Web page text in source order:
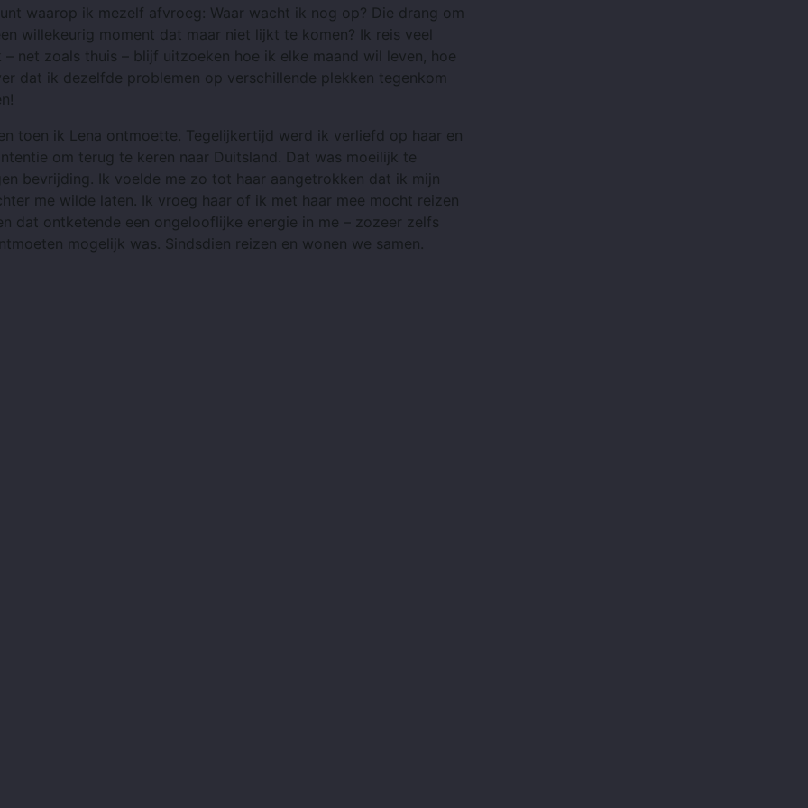
waarop ik mezelf afvroeg: Waar wacht ik nog op? Die drang om
willekeurig moment dat maar niet lijkt te komen? Ik reis veel
net zoals thuis – blijf uitzoeken hoe ik elke maand wil leven, hoe
dat ik dezelfde problemen op verschillende plekken tegenkom
toen ik Lena ontmoette. Tegelijkertijd werd ik verliefd op haar en
om terug te keren naar Duitsland. Dat was moeilijk te
bevrijding. Ik voelde me zo tot haar aangetrokken dat ik mijn
me wilde laten. Ik vroeg haar of ik met haar mee mocht reizen
dat ontketende een ongelooflijke energie in me – zozeer zelfs
mogelijk was. Sindsdien reizen en wonen we samen.